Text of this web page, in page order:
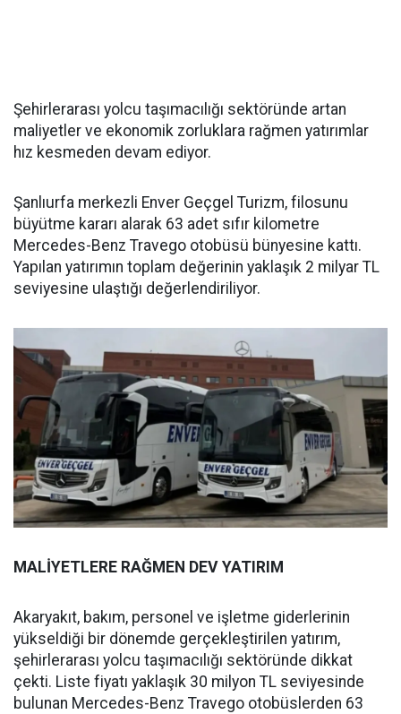
Şehirlerarası yolcu taşımacılığı sektöründe artan
maliyetler ve ekonomik zorluklara rağmen yatırımlar
hız kesmeden devam ediyor.
Şanlıurfa merkezli Enver Geçgel Turizm, filosunu
büyütme kararı alarak 63 adet sıfır kilometre
Mercedes-Benz Travego otobüsü bünyesine kattı.
Yapılan yatırımın toplam değerinin yaklaşık 2 milyar TL
seviyesine ulaştığı değerlendiriliyor.
MALİYETLERE RAĞMEN DEV YATIRIM
Akaryakıt, bakım, personel ve işletme giderlerinin
yükseldiği bir dönemde gerçekleştirilen yatırım,
şehirlerarası yolcu taşımacılığı sektöründe dikkat
çekti. Liste fiyatı yaklaşık 30 milyon TL seviyesinde
bulunan Mercedes-Benz Travego otobüslerden 63